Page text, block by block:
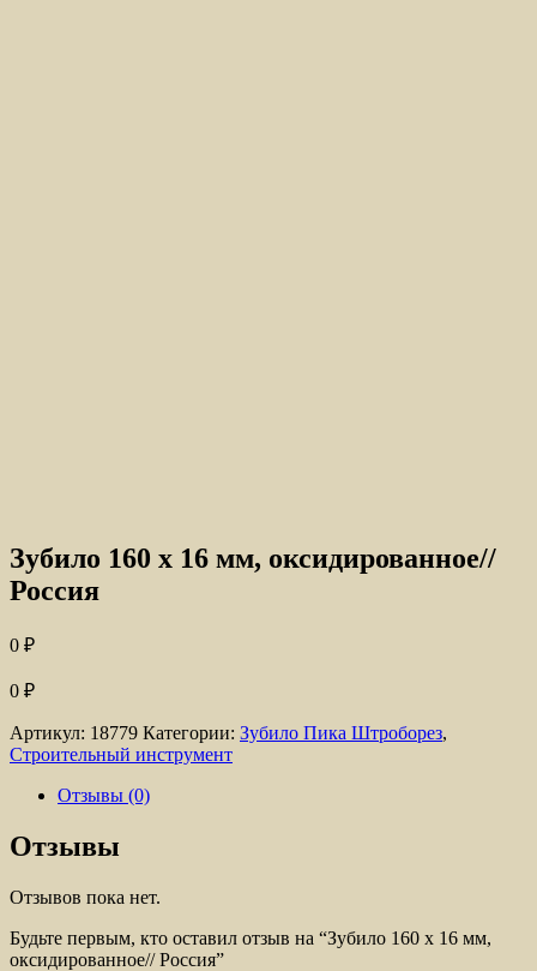
Зубило 160 х 16 мм, оксидированное//
Россия
0 ₽
0 ₽
Артикул: 18779 Категории: Зубило Пика Штроборез,
Строительный инструмент
Отзывы (0)
Отзывы
Отзывов пока нет.
Будьте первым, кто оставил отзыв на “Зубило 160 х 16 мм,
оксидированное// Россия”